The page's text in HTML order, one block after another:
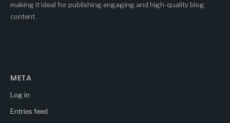
making it ideal for publishing engaging and high-quality blog
content.
META
Log in
Entries feed